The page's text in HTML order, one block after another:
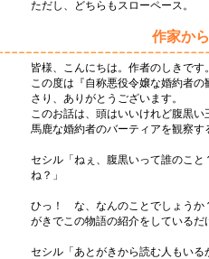
ただし、どちらもスローペース。
作家か
皆様、こんにちは。作者のしきです。
この度は『自称悪役令嬢な婚約者
さり、ありがとうございます。
このお話は、頭はいいけれど腹黒
馬鹿な婚約者のバーティアを観察す
セシル「ねぇ、腹黒いって誰のこ
ね？」
ひっ！ な、なんのことでしょう
がきでこの物語の紹介をしている
セシル「あとがきから読む人もいる